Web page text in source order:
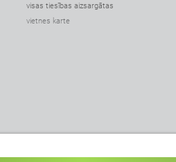
visas tiesības aizsargātas
vietnes karte